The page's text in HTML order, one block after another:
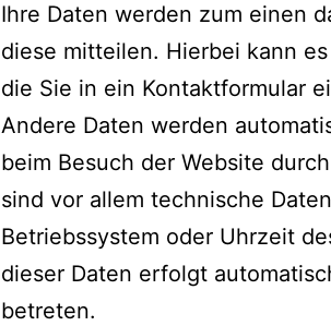
Ihre Daten werden zum einen
diese mitteilen. Hierbei kann
die Sie in ein Kontaktformular
Andere Daten werden
beim Besuch der Website
sind vor allem technische
Betriebssystem oder Uhrzeit
dieser Daten erfolgt
betreten.